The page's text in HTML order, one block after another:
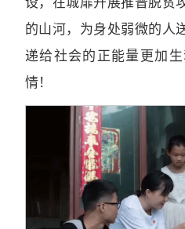
的山河，为身处弱微的人
递给社会的正能量更加
情！